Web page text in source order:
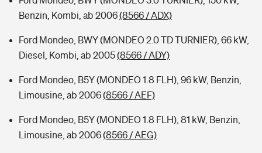
Benzin, Kombi, ab 2006(8566 / ADX)
Ford Mondeo, BWY (MONDEO 2.0 TD TURNIER), 66 kW,
Diesel, Kombi, ab 2005(8566 / ADY)
Ford Mondeo, B5Y (MONDEO 1.8 FLH), 96 kW, Benzin,
Limousine, ab 2006(8566 / AEF)
Ford Mondeo, B5Y (MONDEO 1.8 FLH), 81 kW, Benzin,
Limousine, ab 2006(8566 / AEG)